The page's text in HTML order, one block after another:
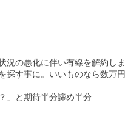
況の悪化に伴い有線を解約し
す事に。いいものなら数万
」と期待半分諦め半分